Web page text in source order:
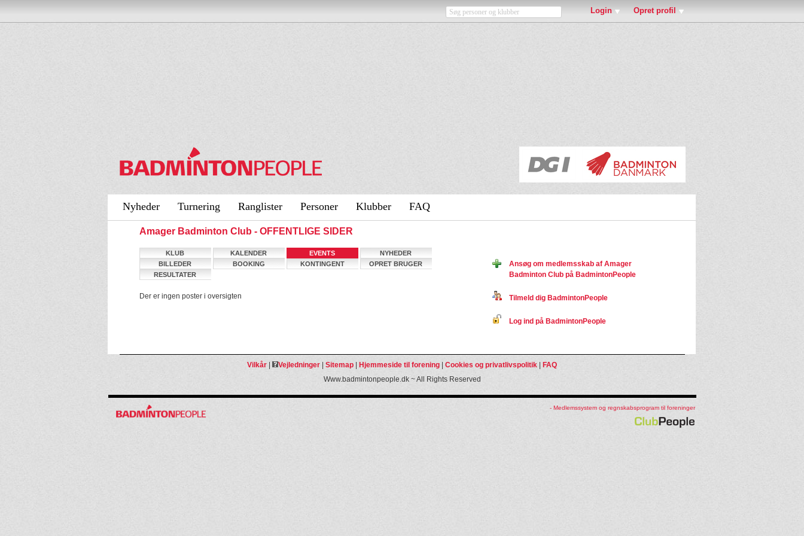
Login Opret profil
Nyheder Turnering Ranglister Personer Klubber FAQ
Amager Badminton Club - OFFENTLIGE SIDER
KLUB KALENDER EVENTS
NYHEDER
BILLEDER
BOOKING KONTINGENT
OPRET BRUGER
RESULTATER
Der er ingen poster i oversigten
Ansøg om medlemsskab af Amager
Badminton Club på BadmintonPeople
Tilmeld dig BadmintonPeople
Log ind på BadmintonPeople
Vilkår Vejledninger Sitemap Hjemmeside til forening Cookies og privatlivspolitik
FAQ
Www.badmintonpeople.dk ~ All Rights Reserved
- Medlemssystem og regnskabsprogram til foreninger